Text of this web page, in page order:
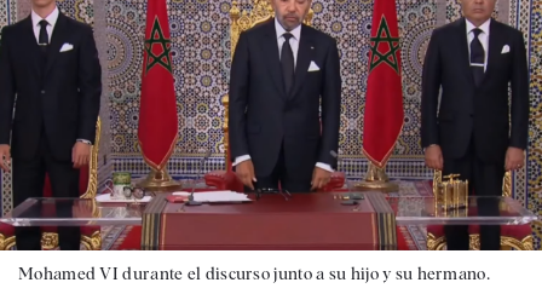
Mohamed VI durante el discurso junto a su hijo y su hermano.